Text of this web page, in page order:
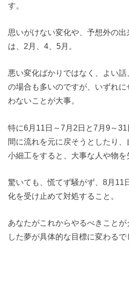
す。
思いがけない変化や、予想外の
は、2月、4、5月。
悪い変化ばかりではなく、よい
の場合も多いのですが、いずれ
わないことが大事。
特に6月11日～7月2日と7月9～
間に流れを元に戻そうとしたり、
小細工をすると、大事な人や物を
驚いても、慌てず騒がず、8月11
化を受け止めて対処すること。
あなたがこれからやるべきこと
した夢が具体的な目標に変わるで